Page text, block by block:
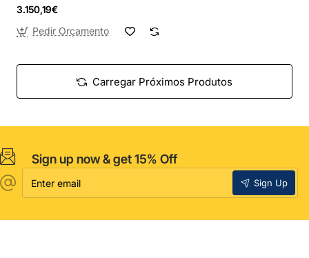
3.150,19€
Pedir Orçamento
Carregar Próximos Produtos
Sign up now & get 15% Off
email
Sign Up